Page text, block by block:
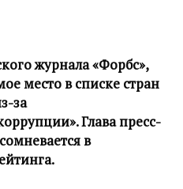
журнала «Форбс»,
место в списке стран
за
Глава пресс-
в